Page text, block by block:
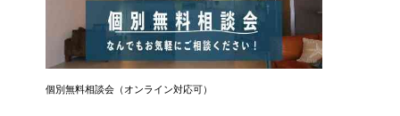
個別無料相談会（オンライン対応可）